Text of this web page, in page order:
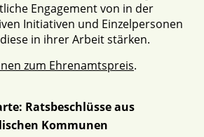
Engagement von in der
Initiativen und Einzelpersonen
in ihrer Arbeit stärken.
zum Ehrenamtspreis.
Ratsbeschlüsse aus
Kommunen